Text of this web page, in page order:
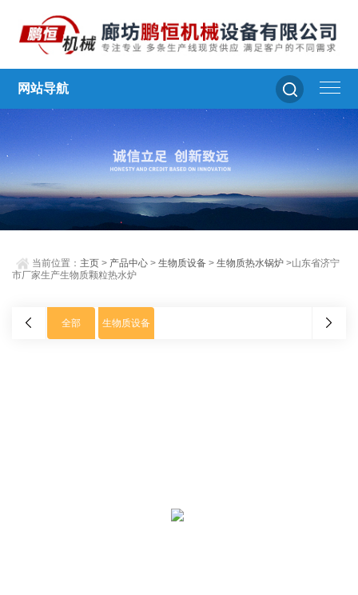
网站导航
当前位置： 主页 > 产品中心 >生物质设备 >生物质热水锅炉 >山东省济宁
市厂家生产生物质颗粒热水炉
全部 生物质设备